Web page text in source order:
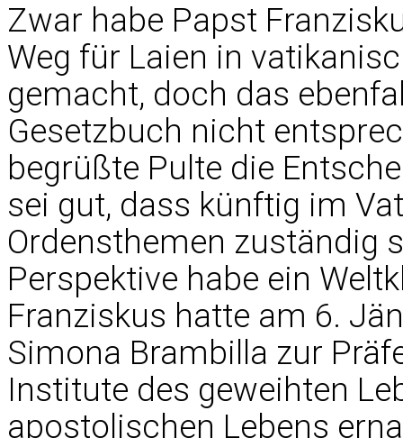
Zwar habe Papst
Weg für Laien in
gemacht, doch das
Gesetzbuch nicht
begrüßte Pulte die
sei gut, dass künftig im
Ordensthemen zuständig
Perspektive habe ein
Franziskus hatte am 6.
Simona Brambilla zur
Institute des geweihten
apostolischen Lebens